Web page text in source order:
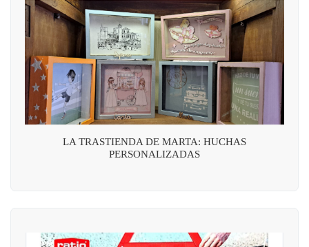
LA TRASTIENDA DE MARTA: HUCHAS
PERSONALIZADAS